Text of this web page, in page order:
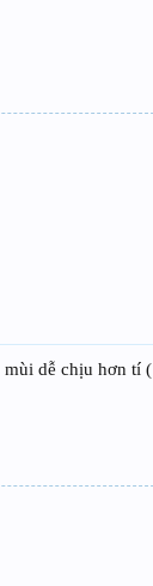
mùi dễ chịu hơn tí (